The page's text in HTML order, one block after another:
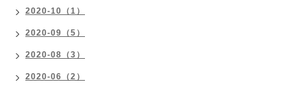
2020-10（1）
2020-09（5）
2020-08（3）
2020-06（2）